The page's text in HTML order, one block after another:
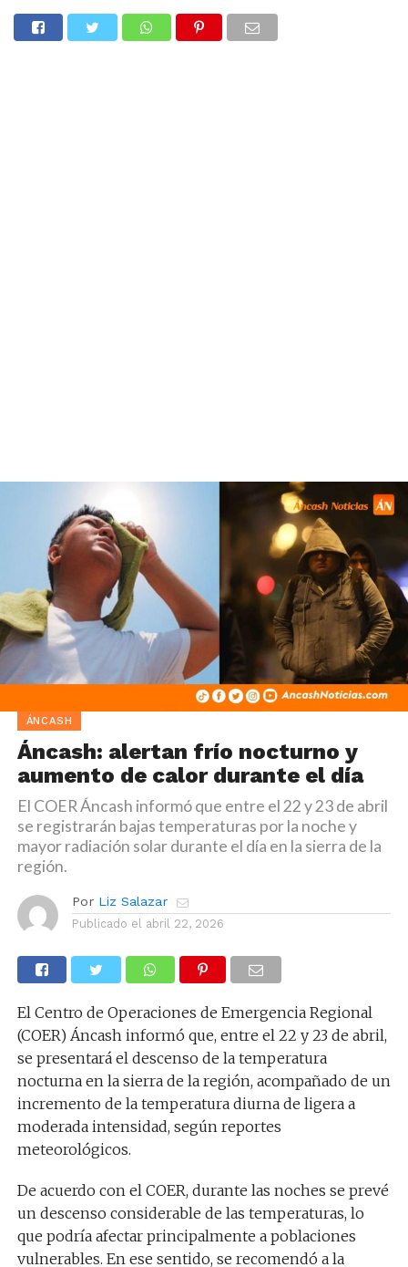
ÁNCASH
Áncash: alertan frío nocturno y
aumento de calor durante el día
El COER Áncash informó que entre el 22 y 23 de abril
se registrarán bajas temperaturas por la noche y
mayor radiación solar durante el día en la sierra de la
región.
Por Liz Salazar
Publicado el abril 22, 2026
El Centro de Operaciones de Emergencia Regional
(COER) Áncash informó que, entre el 22 y 23 de abril,
se presentará el descenso de la temperatura
nocturna en la sierra de la región, acompañado de un
incremento de la temperatura diurna de ligera a
moderada intensidad, según reportes
meteorológicos.
De acuerdo con el COER, durante las noches se prevé
un descenso considerable de las temperaturas, lo
que podría afectar principalmente a poblaciones
vulnerables. En ese sentido, se recomendó a la